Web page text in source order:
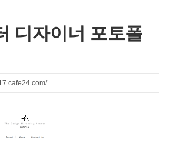
디자이너 포토폴